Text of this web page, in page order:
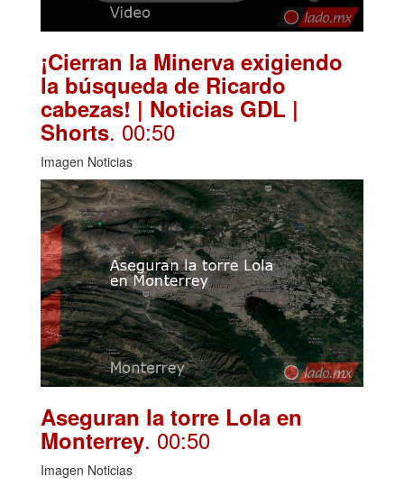
¡Cierran la Minerva exigiendo
la búsqueda de Ricardo
cabezas! | Noticias GDL |
Shorts. 00:50
Imagen Noticias
Aseguran la torre Lola en
Monterrey. 00:50
Imagen Noticias